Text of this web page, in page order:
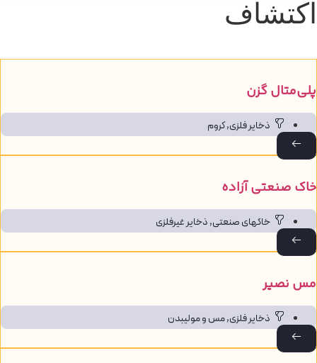
گزن
ذخایر فلزی,کروم
صنعتی آزاده
خاک‎های صنعتی ,ذخایر غیرفلزی
نصیر
ذخایر فلزی,مس و مولیبدن